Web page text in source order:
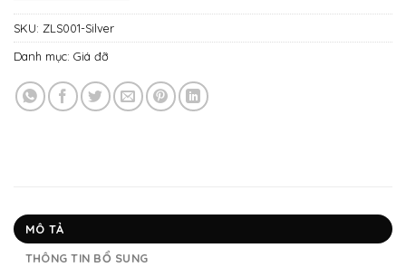
SKU: ZLS001-Silver
Danh mục: Giá đỡ
MÔ TẢ
THÔNG TIN BỔ SUNG